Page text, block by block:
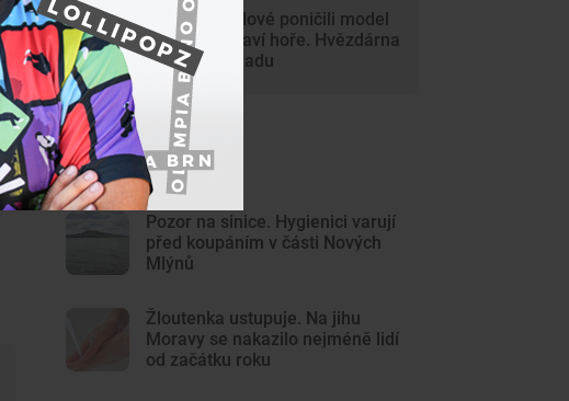
Mladí vandalové poničili model
Marsu na Kraví hoře. Hvězdárna
zařídila náhradu
Nejnovější články
Pozor na sinice. Hygienici varují
před koupáním v části Nových
Mlýnů
Žloutenka ustupuje. Na jihu
Moravy se nakazilo nejméně lidí
od začátku roku